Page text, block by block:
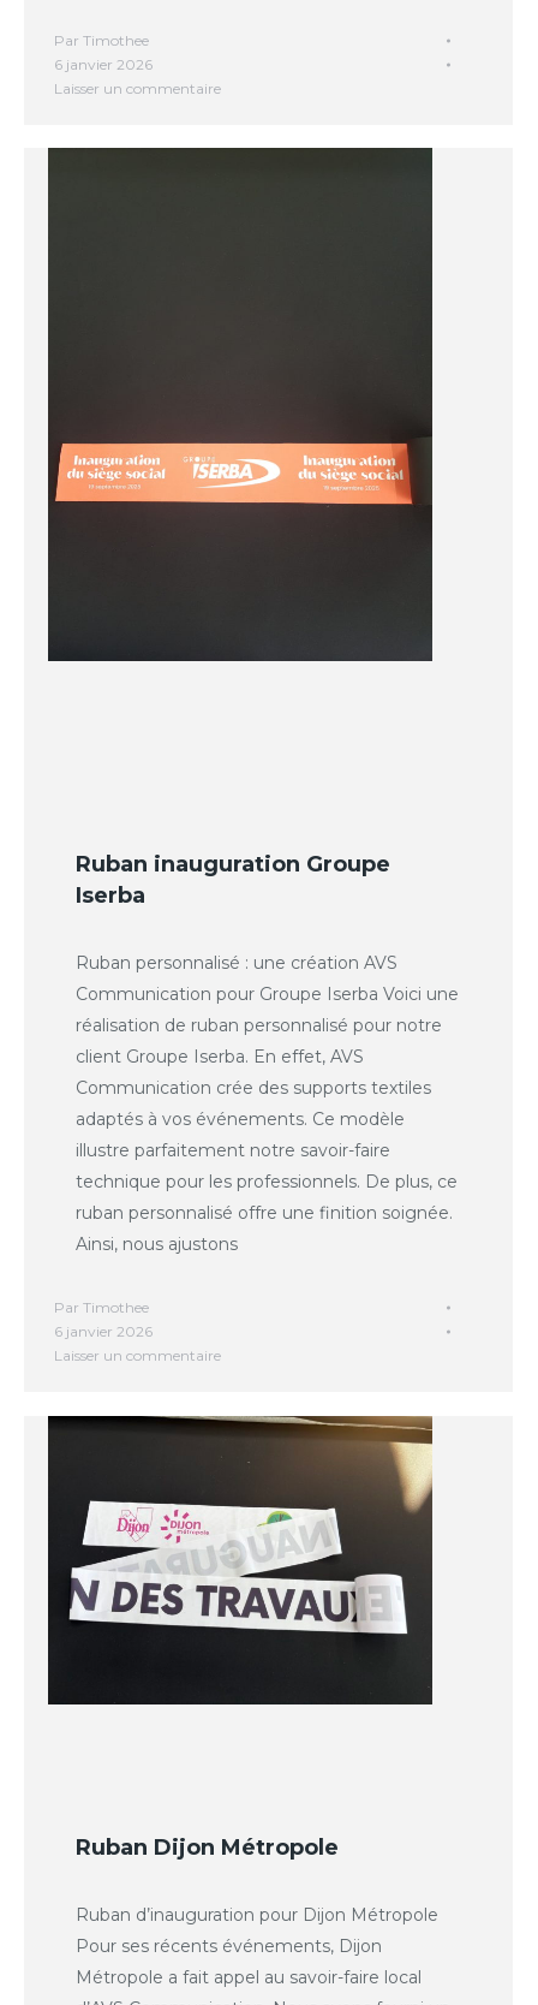
Par Timothee
6 janvier 2026
Laisser un commentaire
Ruban inauguration Groupe
Iserba
Ruban personnalisé : une création AVS
Communication pour Groupe Iserba Voici une
réalisation de ruban personnalisé pour notre
client Groupe Iserba. En effet, AVS
Communication crée des supports textiles
adaptés à vos événements. Ce modèle
illustre parfaitement notre savoir-faire
technique pour les professionnels. De plus, ce
ruban personnalisé offre une finition soignée.
Ainsi, nous ajustons
Par Timothee
6 janvier 2026
Laisser un commentaire
Ruban Dijon Métropole
Ruban d’inauguration pour Dijon Métropole
Pour ses récents événements, Dijon
Métropole a fait appel au savoir-faire local